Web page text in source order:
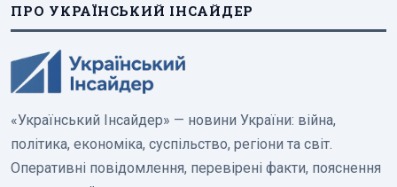
ПРО УКРАЇНСЬКИЙ ІНСАЙДЕР
«Український Інсайдер» — новини України: війна,
політика, економіка, суспільство, регіони та світ.
Оперативні повідомлення, перевірені факти, пояснення